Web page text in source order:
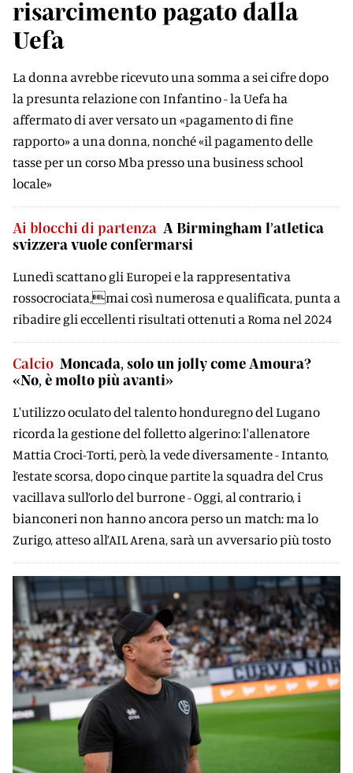
risarcimento pagato dalla
Uefa
La donna avrebbe ricevuto una somma a sei cifre dopo
la presunta relazione con Infantino - la Uefa ha
affermato di aver versato un «pagamento di fine
rapporto» a una donna, nonché «il pagamento delle
tasse per un corso Mba presso una business school
locale»
Ai blocchi di partenza A Birmingham l’atletica
svizzera vuole confermarsi
Lunedì scattano gli Europei e la rappresentativa
rossocrociata,mai così numerosa e qualificata, punta a
ribadire gli eccellenti risultati ottenuti a Roma nel 2024
Calcio Moncada, solo un jolly come Amoura?
«No, è molto più avanti»
L'utilizzo oculato del talento honduregno del Lugano
ricorda la gestione del folletto algerino: l'allenatore
Mattia Croci-Torti, però, la vede diversamente - Intanto,
l’estate scorsa, dopo cinque partite la squadra del Crus
vacillava sull’orlo del burrone - Oggi, al contrario, i
bianconeri non hanno ancora perso un match: ma lo
Zurigo, atteso all’AIL Arena, sarà un avversario più tosto